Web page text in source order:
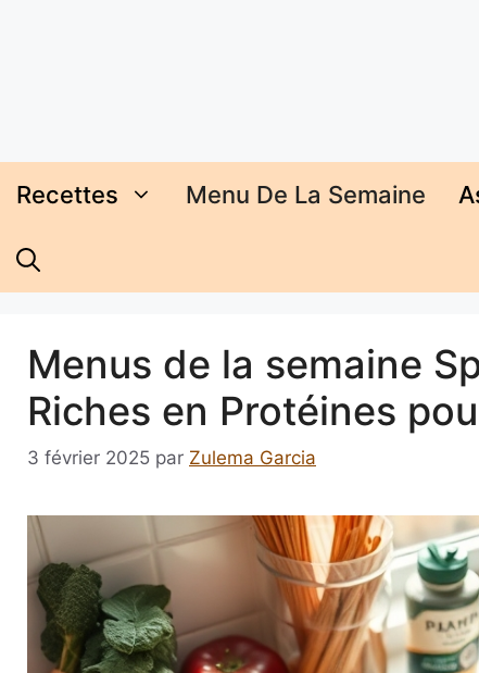
Recettes Menu De La Semaine
Menus de la semaine
Riches en Protéines
3 février 2025 par Zulema Garcia